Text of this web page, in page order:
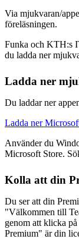
Via mjukvaran/
föreläsningen.
Funka och KTH:s
du ladda ner
Ladda ner
Du laddar ner
Ladda ner
Använder du
Microsoft Store.
Kolla att din
Du ser att din
"Välkommen till
genom att klicka
Premium" är din